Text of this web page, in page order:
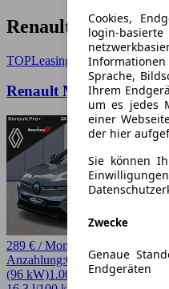
Cookies,
login-
Sprache,
Ihrem
um es jedes
einer
der hier
Sie können
Zwecke
Genaue
Endgeräten
Renault-Angebote
TOPLeasing
Renault Megane E-
289 € / Monat
Anzahlung:0,00 €Laufzeit:60
(96 kW)1.000 kmEZ 01/2024